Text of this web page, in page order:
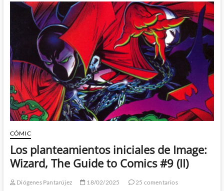
fe
de
Image:
Wizard,
The
Guide
Comics
#9
(III)
CÓMIC
Los planteamientos iniciales de Image:
Wizard, The Guide to Comics #9 (II)
Diógenes Pantarújez 18/02/2025
25 comentarios